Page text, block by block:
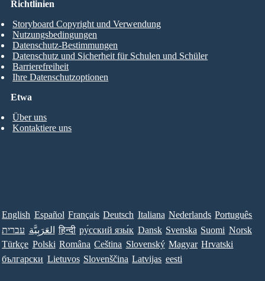
Etwa
Über uns
Kontaktiere uns
Richtlinien
Storyboard Copyright und Verwendung
Nutzungsbedingungen
Datenschutz-Bestimmungen
Datenschutz und Sicherheit für Schulen und Schüler
Barrierefreiheit
Ihre Datenschutzoptionen
English Español Français Deutsch Italiana Nederlands Português
עברית العَرَبِيَّة हिन्दी ру́сский язы́к Dansk Svenska Suomi Norsk
Türkçe Polski Româna Ceština Slovenský Magyar Hrvatski
български Lietuvos Slovenščina Latvijas eesti